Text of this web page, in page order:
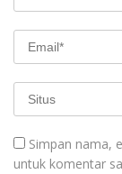
Simpan nama,
untuk komentar